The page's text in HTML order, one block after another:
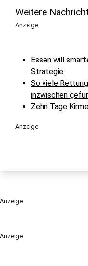
Anzeige
Weitere
Anzeige
Essen will
Strategie
So viele
inzwischen
Zehn Tage
Anzeige
Anzeige